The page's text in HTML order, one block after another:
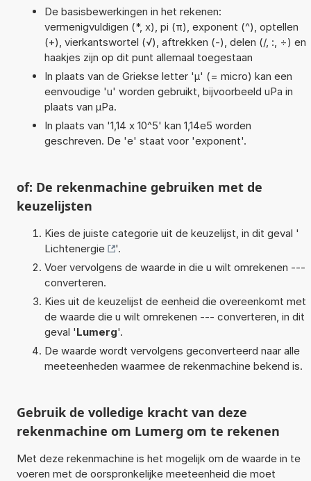
De basisbewerkingen in het rekenen:
vermenigvuldigen (*, x), pi (π), exponent (^), optellen
(+), vierkantswortel (√), aftrekken (-), delen (/, :, ÷) en
haakjes zijn op dit punt allemaal toegestaan
In plaats van de Griekse letter 'µ' (= micro) kan een
eenvoudige 'u' worden gebruikt, bijvoorbeeld uPa in
plaats van µPa.
In plaats van '1,14 x 10^5' kan 1,14e5 worden
geschreven. De 'e' staat voor 'exponent'.
of: De rekenmachine gebruiken met de
keuzelijsten
Kies de juiste categorie uit de keuzelijst, in dit geval '
Lichtenergie
'.
Voer vervolgens de waarde in die u wilt omrekenen ---
converteren.
Kies uit de keuzelijst de eenheid die overeenkomt met
de waarde die u wilt omrekenen --- converteren, in dit
geval 'Lumerg'.
De waarde wordt vervolgens geconverteerd naar alle
meeteenheden waarmee de rekenmachine bekend is.
Gebruik de volledige kracht van deze
rekenmachine om Lumerg om te rekenen
Met deze rekenmachine is het mogelijk om de waarde in te
voeren met de oorspronkelijke meeteenheid die moet